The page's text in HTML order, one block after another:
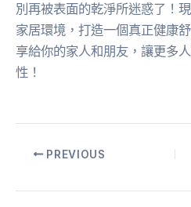
別再被表面的乾淨所迷惑了！
家居環境，打造一個真正健康
享給你的家人和朋友，讓更多
性！
PREVIOUS